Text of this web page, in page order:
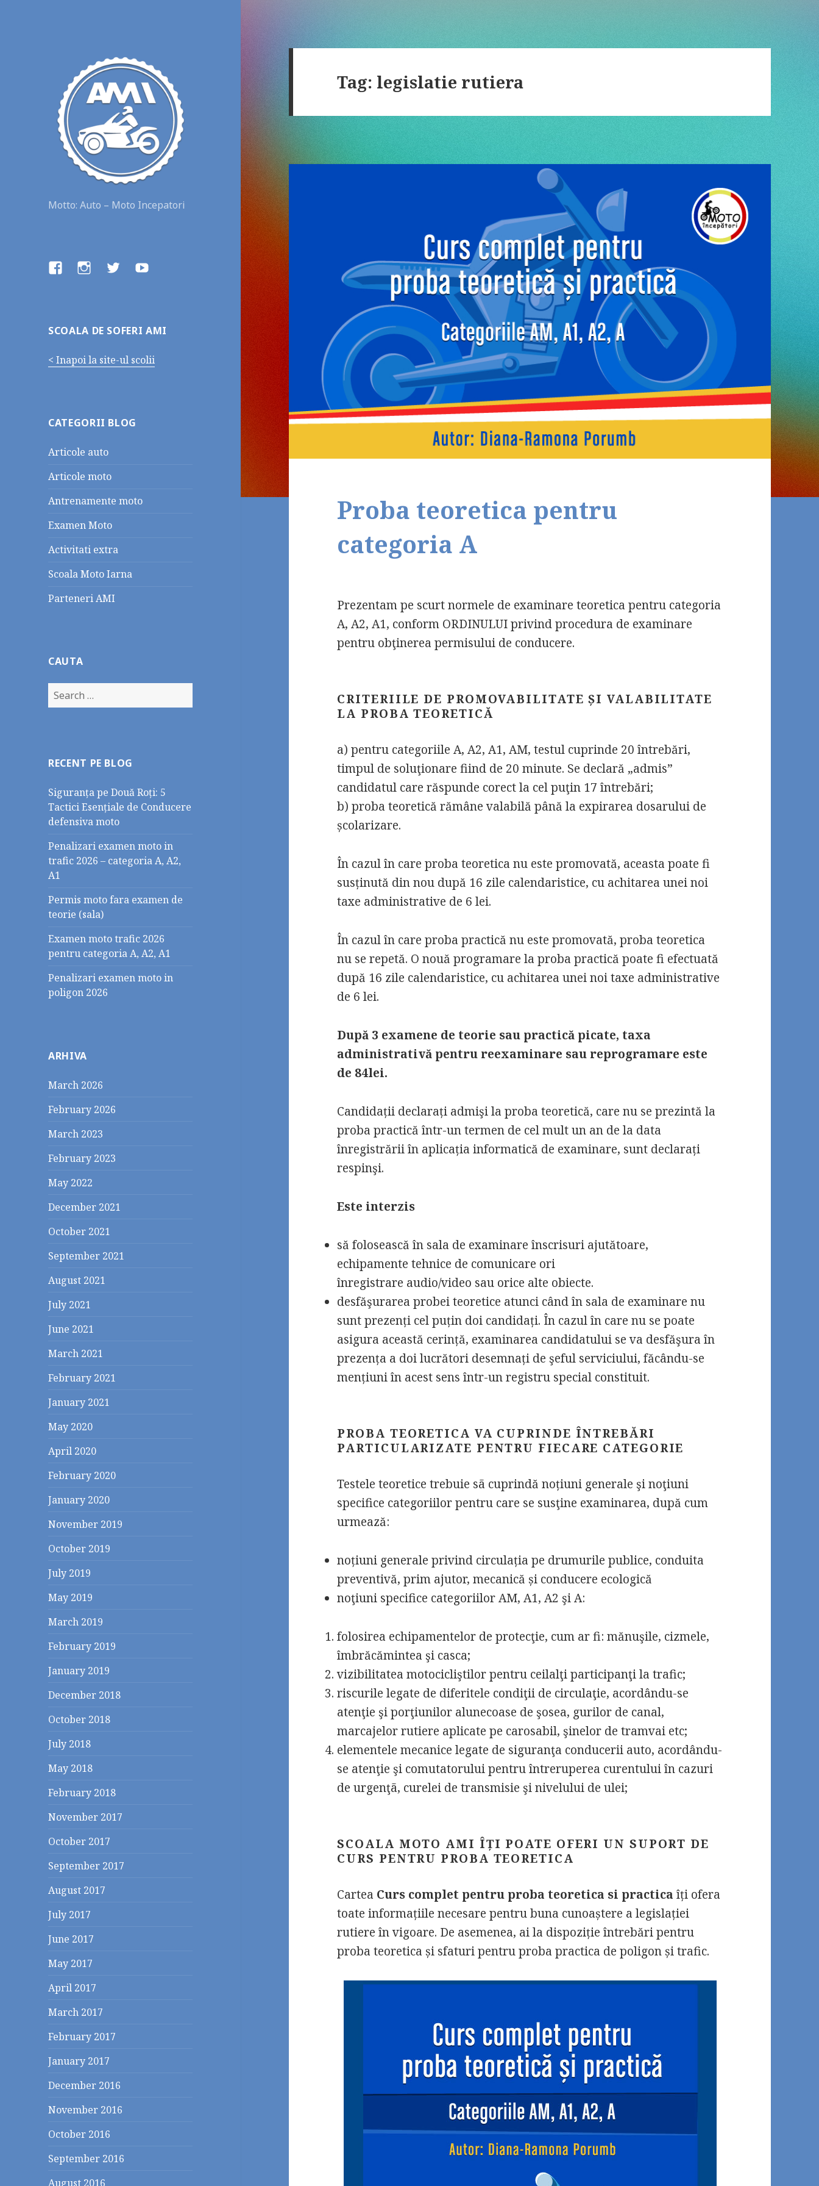
Motto: Auto – Moto Incepatori
facebookinstagramtwitteryoutube
SCOALA DE SOFERI AMI
< Inapoi la site-ul scolii
CATEGORII BLOG
Articole auto
Articole moto
Antrenamente moto
Examen Moto
Activitati extra
Scoala Moto Iarna
Parteneri AMI
CAUTA
Search
for:
RECENT PE BLOG
Siguranța pe Două Roți: 5
Tactici Esențiale de Conducere
defensiva moto
Penalizari examen moto in
trafic 2026 – categoria A, A2,
A1
Permis moto fara examen de
teorie (sala)
Examen moto trafic 2026
pentru categoria A, A2, A1
Penalizari examen moto in
poligon 2026
ARHIVA
March 2026
February 2026
March 2023
February 2023
May 2022
December 2021
October 2021
September 2021
August 2021
July 2021
June 2021
March 2021
February 2021
January 2021
May 2020
April 2020
February 2020
January 2020
November 2019
October 2019
July 2019
May 2019
March 2019
February 2019
January 2019
December 2018
October 2018
July 2018
May 2018
February 2018
November 2017
October 2017
September 2017
August 2017
July 2017
June 2017
May 2017
April 2017
March 2017
February 2017
January 2017
December 2016
November 2016
October 2016
September 2016
August 2016
Tag: legislatie rutiera
Proba teoretica pentru
categoria A
Prezentam pe scurt normele de examinare teoretica pentru categoria
A, A2, A1, conform ORDINULUI privind procedura de examinare
pentru obţinerea permisului de conducere.
CRITERIILE DE PROMOVABILITATE ȘI VALABILITATE
LA PROBA TEORETICĂ
a) pentru categoriile A, A2, A1, AM, testul cuprinde 20 întrebări,
timpul de soluţionare fiind de 20 minute. Se declară „admis”
candidatul care răspunde corect la cel puţin 17 întrebări;
b) proba teoretică rămâne valabilă până la expirarea dosarului de
școlarizare.
În cazul în care proba teoretica nu este promovată, aceasta poate fi
susținută din nou după 16 zile calendaristice, cu achitarea unei noi
taxe administrative de 6 lei.
În cazul în care proba practică nu este promovată, proba teoretica
nu se repetă. O nouă programare la proba practică poate fi efectuată
după 16 zile calendaristice, cu achitarea unei noi taxe administrative
de 6 lei.
După 3 examene de teorie sau practică picate, taxa
administrativă pentru reexaminare sau reprogramare este
de 84lei.
Candidații declarați admişi la proba teoretică, care nu se prezintă la
proba practică într-un termen de cel mult un an de la data
înregistrării în aplicația informatică de examinare, sunt declarați
respinşi.
Este interzis
să folosească în sala de examinare înscrisuri ajutătoare,
echipamente tehnice de comunicare ori
înregistrare audio/video sau orice alte obiecte.
desfăşurarea probei teoretice atunci când în sala de examinare nu
sunt prezenți cel puțin doi candidați. În cazul în care nu se poate
asigura această cerință, examinarea candidatului se va desfăşura în
prezența a doi lucrători desemnați de şeful serviciului, făcându-se
mențiuni în acest sens într-un registru special constituit.
PROBA TEORETICA VA CUPRINDE ÎNTREBĂRI
PARTICULARIZATE PENTRU FIECARE CATEGORIE
Testele teoretice trebuie sã cuprindă noțiuni generale şi noţiuni
specifice categoriilor pentru care se susţine examinarea, după cum
urmează:
noțiuni generale privind circulația pe drumurile publice, conduita
preventivă, prim ajutor, mecanică și conducere ecologică
noţiuni specifice categoriilor AM, A1, A2 şi A:
folosirea echipamentelor de protecţie, cum ar fi: mănuşile, cizmele,
îmbrăcămintea şi casca;
vizibilitatea motocicliştilor pentru ceilalţi participanţi la trafic;
riscurile legate de diferitele condiţii de circulaţie, acordându-se
atenţie şi porţiunilor alunecoase de şosea, gurilor de canal,
marcajelor rutiere aplicate pe carosabil, şinelor de tramvai etc;
elementele mecanice legate de siguranţa conducerii auto, acordându-
se atenţie şi comutatorului pentru întreruperea curentului în cazuri
de urgenţã, curelei de transmisie şi nivelului de ulei;
SCOALA MOTO AMI ÎȚI POATE OFERI UN SUPORT DE
CURS PENTRU PROBA TEORETICA
Cartea Curs complet pentru proba teoretica si practica îți ofera
toate informațiile necesare pentru buna cunoaștere a legislației
rutiere în vigoare. De asemenea, ai la dispoziție întrebări pentru
proba teoretica și sfaturi pentru proba practica de poligon și trafic.